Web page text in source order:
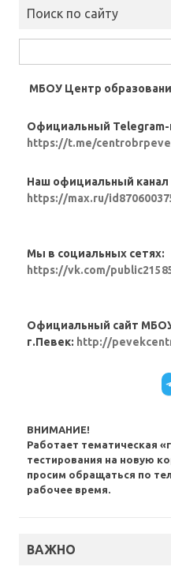
Поиск по сайту
МБОУ Центр
Официальный Telegram-
https://t.me/
Наш официальный канал
https://max.ru/
Мы в социальных сетях:
https://vk.com/
Официальный сайт
г.Певек: http://
ВНИМАНИЕ!
Работает тематическая
тестирования на новую
просим обращаться по
рабочее время.
ВАЖНО